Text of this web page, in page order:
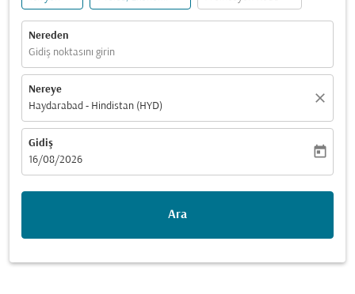
Nereden
Gidiş noktasını girin
Nereye
Haydarabad - Hindistan (HYD)
close
Gidiş
fc-booking-departure-date-aria-label
16/08/2026
today
Ara